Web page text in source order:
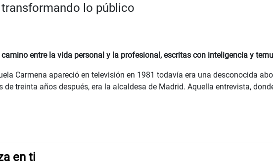
lo público
entre la vida personal y la profesional, escritas con inteligencia y
Carmena apareció en televisión en 1981 todavía era una desconocida
de treinta años después, era la alcaldesa de Madrid. Aquella entrevista,
en ti